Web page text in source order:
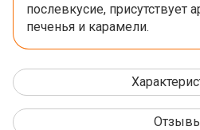
послевкусие, присутствует
печенья и карамели.